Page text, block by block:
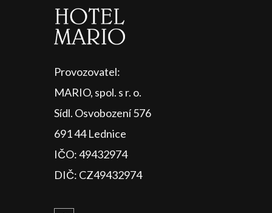
Provozovatel:
MARIO, spol. s r. o.
Sídl. Osvobození 576
691 44 Lednice
IČO: 49432974
DIČ: CZ49432974